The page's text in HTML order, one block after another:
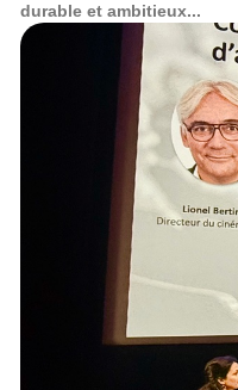
durable et ambitieux...